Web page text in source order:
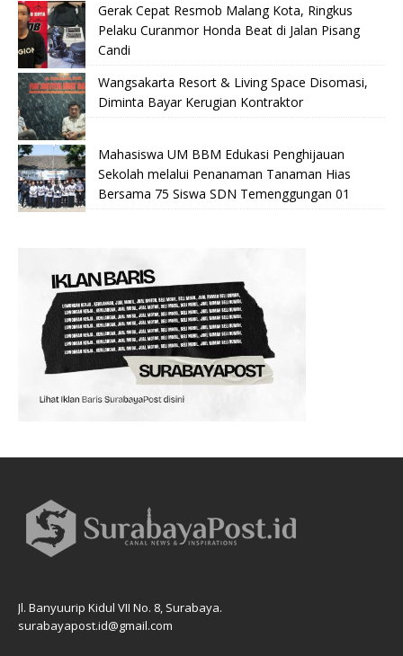
Gerak Cepat Resmob Malang Kota, Ringkus
Pelaku Curanmor Honda Beat di Jalan Pisang
Candi
Wangsakarta Resort & Living Space Disomasi,
Diminta Bayar Kerugian Kontraktor
Mahasiswa UM BBM Edukasi Penghijauan
Sekolah melalui Penanaman Tanaman Hias
Bersama 75 Siswa SDN Temenggungan 01
Jl. Banyuurip Kidul VII No. 8, Surabaya.
surabayapost.id@gmail.com